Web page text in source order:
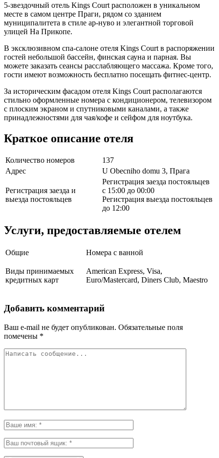
5-звездочный отель Kings Court расположен в уникальном
месте в самом центре Праги, рядом со зданием
муниципалитета в стиле ар-нуво и элегантной торговой
улицей На Прикопе.
В эксклюзивном спа-салоне отеля Kings Court в распоряжении
гостей небольшой бассейн, финская сауна и парная. Вы
можете заказать сеансы расслабляющего массажа. Кроме того,
гости имеют возможность бесплатно посещать фитнес-центр.
За историческим фасадом отеля Kings Court располагаются
стильно оформленные номера с кондиционером, телевизором
с плоским экраном и спутниковыми каналами, а также
принадлежностями для чая/кофе и сейфом для ноутбука.
Краткое описание отеля
Количество номеров
137
Адрес
U Obecniho domu 3, Прага
Регистрация заезда и
выезда постояльцев
Регистрация заезда постояльцев
с 15:00 до 00:00
Регистрация выезда постояльцев
до 12:00
Услуги, предоставляемые отелем
Общие Номера с ванной
Виды принимаемых
кредитных карт
American Express, Visa,
Euro/Mastercard, Diners Club, Maestro
Добавить комментарий
Ваш e-mail не будет опубликован. Обязательные поля
помечены *